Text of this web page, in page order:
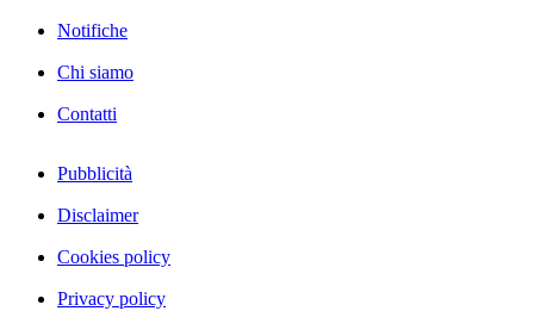
Notifiche
Chi siamo
Contatti
Pubblicità
Disclaimer
Cookies policy
Privacy policy